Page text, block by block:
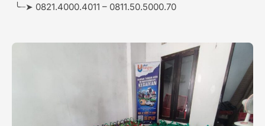
╰┈➤ 0821.4000.4011 – 0811.50.5000.70